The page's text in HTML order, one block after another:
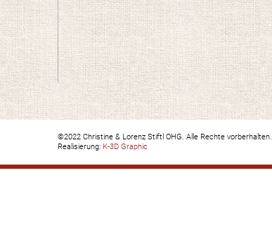
©2022 Christine & Lorenz Stiftl OHG. Alle Rechte vorberhalten.
Realisierung: K-3D Graphic